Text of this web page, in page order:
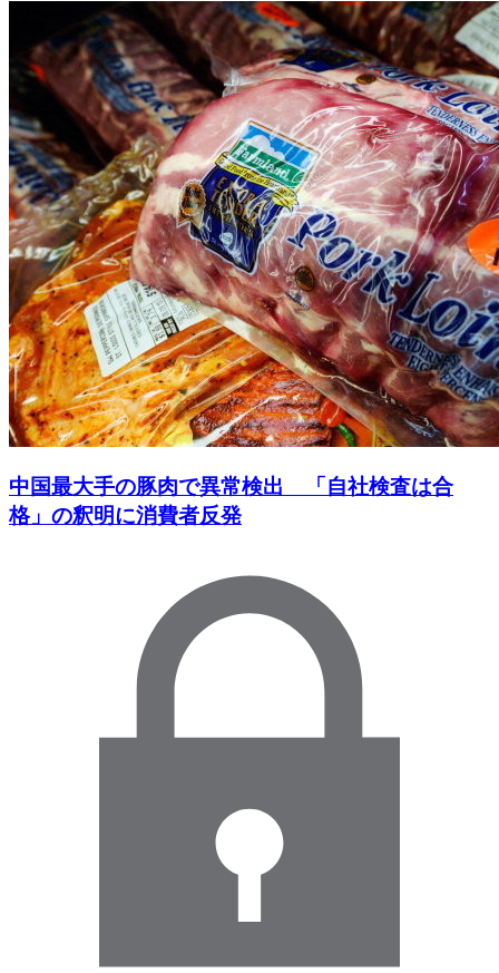
中国最大手の豚肉で異常検出 「自社検査は合
格」の釈明に消費者反発